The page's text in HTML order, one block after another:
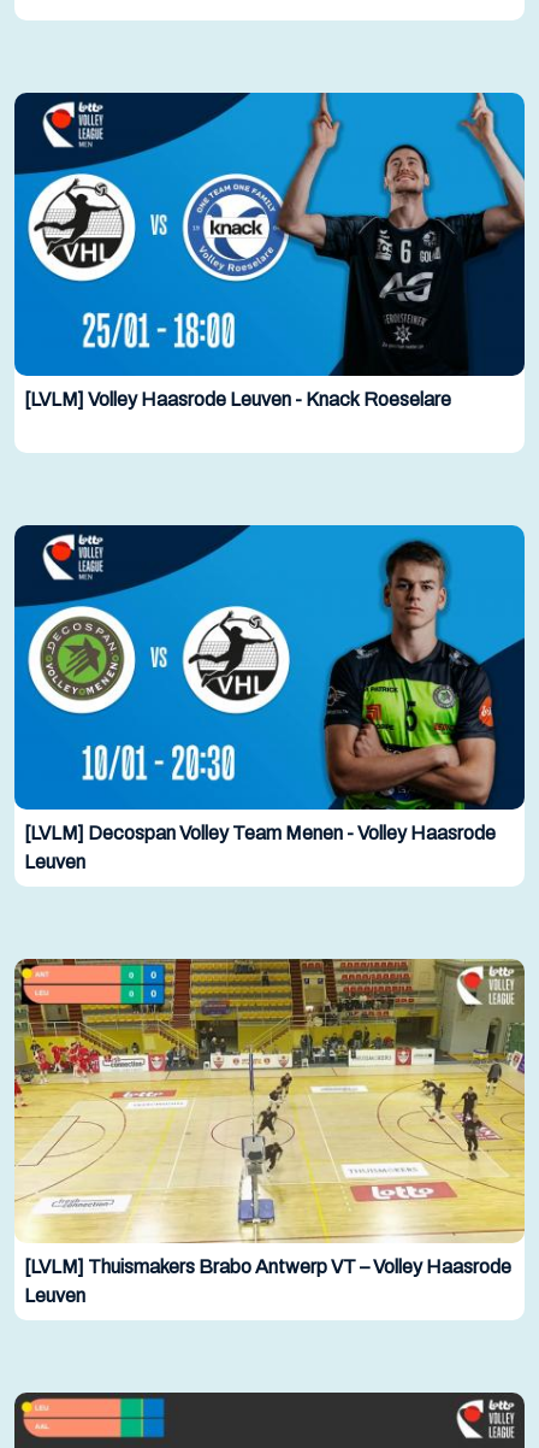
[LVLM] Volley Haasrode Leuven - Knack Roeselare
[LVLM] Decospan Volley Team Menen - Volley Haasrode
Leuven
[LVLM] Thuismakers Brabo Antwerp VT – Volley Haasrode
Leuven